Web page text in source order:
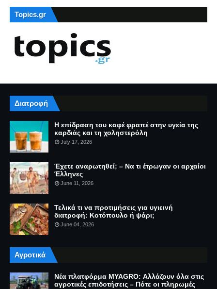
Topics.gr
Διατροφή
Η επίδραση του καφέ φραπέ στην υγεία της
καρδιάς και τη χοληστερόλη
July 17, 2026
Έχετε αναρωτηθεί; – Να τι έτρωγαν οι αρχαίοι
Έλληνες
June 11, 2026
Τελικά τι να προτιμήσεις για υγιεινή
διατροφή: Κοτόπουλο ή ψάρι;
June 04, 2026
Αγροτικά
Νέα πλατφόρμα MYAGRO: Αλλάζουν όλα στις
αγροτικές επιδοτήσεις – Πότε οι πληρωμές